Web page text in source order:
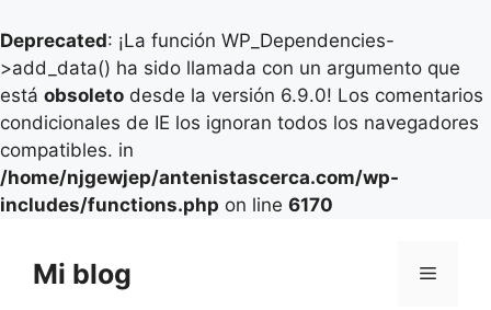
Deprecated: ¡La función WP_Dependencies-
>add_data() ha sido llamada con un argumento que
está obsoleto desde la versión 6.9.0! Los comentarios
condicionales de IE los ignoran todos los navegadores
compatibles. in
/home/njgewjep/antenistascerca.com/wp-
includes/functions.php on line 6170
contenido
Mi blog Menú